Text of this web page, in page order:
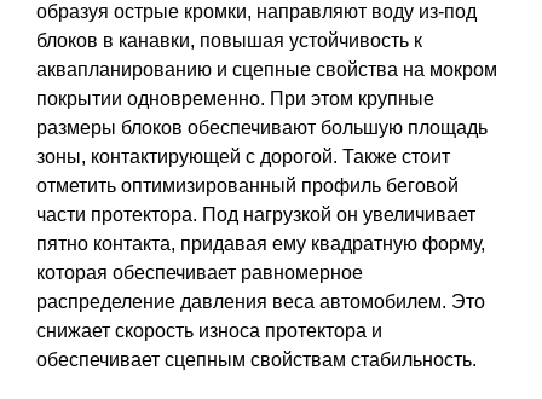
образуя острые кромки, направляют воду из-под
блоков в канавки, повышая устойчивость к
аквапланированию и сцепные свойства на мокром
покрытии одновременно. При этом крупные
размеры блоков обеспечивают большую площадь
зоны, контактирующей с дорогой. Также стоит
отметить оптимизированный профиль беговой
части протектора. Под нагрузкой он увеличивает
пятно контакта, придавая ему квадратную форму,
которая обеспечивает равномерное
распределение давления веса автомобилем. Это
снижает скорость износа протектора и
обеспечивает сцепным свойствам стабильность.